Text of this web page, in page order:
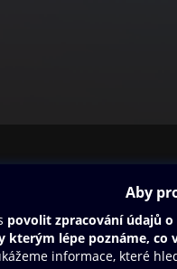
Dárkový poukaz
Nápověda